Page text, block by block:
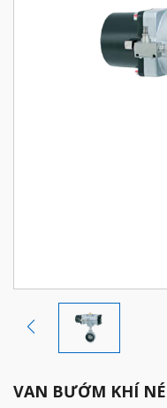
CHÍNH SÁCH BẢO
CHÍNH SÁCH VẬN
VAN BƯỚM KHÍ